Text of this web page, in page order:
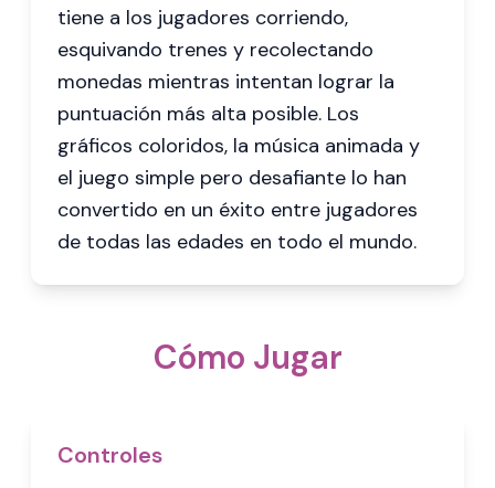
tiene a los jugadores corriendo,
esquivando trenes y recolectando
monedas mientras intentan lograr la
puntuación más alta posible. Los
gráficos coloridos, la música animada y
el juego simple pero desafiante lo han
convertido en un éxito entre jugadores
de todas las edades en todo el mundo.
Cómo Jugar
Controles